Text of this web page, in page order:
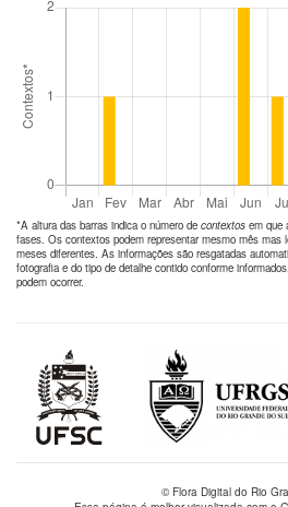
*A altura das barras indica o número de contextos em que
fases. Os contextos podem representar mesmo mês mas
meses diferentes. As informações são resgatadas
fotografia e do tipo de detalhe contido conforme
podem ocorrer.
© Flora Digital do Rio